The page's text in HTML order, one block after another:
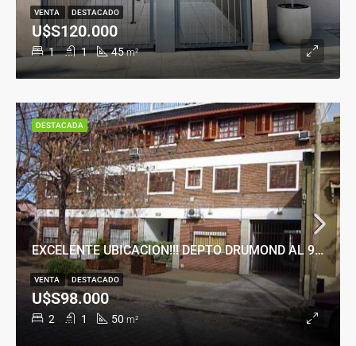
1 1 45 m²
U$S120.000
VENTA DESTACADO
EXCELENTE UBICACION!!! DEPTO DRUMOND AL 900
2 1 50 m²
U$S98.000
VENTA DESTACADO
DESTACADA